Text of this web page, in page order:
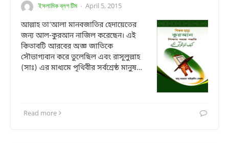
ইসলামিক ব্লগ টিম · April 5, 2015
আল্লাহ তা’আলা মানবজাতির হেদায়েতের
জন্য আল-কুরআন নাজিল করেছেন। এই
কিতাবটি আরবের অজ্ঞ জাতিকে
সৌভাগ্যবান করে তুলেছিল এবং রাসূলুল্লাহ
(সাঃ) এর মাধ্যমে পৃথিবীর সর্বশ্রেষ্ঠ মানুষ…
Read more